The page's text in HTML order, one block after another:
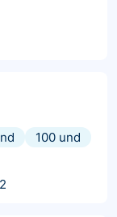
100 und